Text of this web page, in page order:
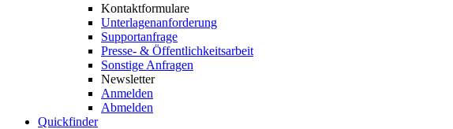
Kontaktformulare
Unterlagenanforderung
Supportanfrage
Presse- & Öffentlichkeitsarbeit
Sonstige Anfragen
Newsletter
Anmelden
Abmelden
Quickfinder